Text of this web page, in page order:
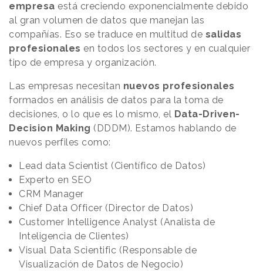
empresa está creciendo exponencialmente debido
al gran volumen de datos que manejan las
compañías. Eso se traduce en multitud de salidas
profesionales en todos los sectores y en cualquier
tipo de empresa y organización.
Las empresas necesitan nuevos profesionales
formados en análisis de datos para la toma de
decisiones, o lo que es lo mismo, el Data-Driven-
Decision Making (DDDM). Estamos hablando de
nuevos perfiles como:
Lead data Scientist (Científico de Datos)
Experto en SEO
CRM Manager
Chief Data Officer (Director de Datos)
Customer Intelligence Analyst (Analista de
Inteligencia de Clientes)
Visual Data Scientific (Responsable de
Visualización de Datos de Negocio)